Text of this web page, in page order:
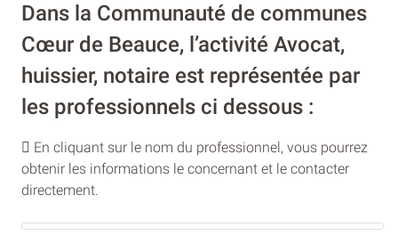
Dans la Communauté de communes
Cœur de Beauce, l’activité Avocat,
huissier, notaire est représentée par
les professionnels ci dessous :
En cliquant sur le nom du professionnel, vous pourrez
obtenir les informations le concernant et le contacter
directement.